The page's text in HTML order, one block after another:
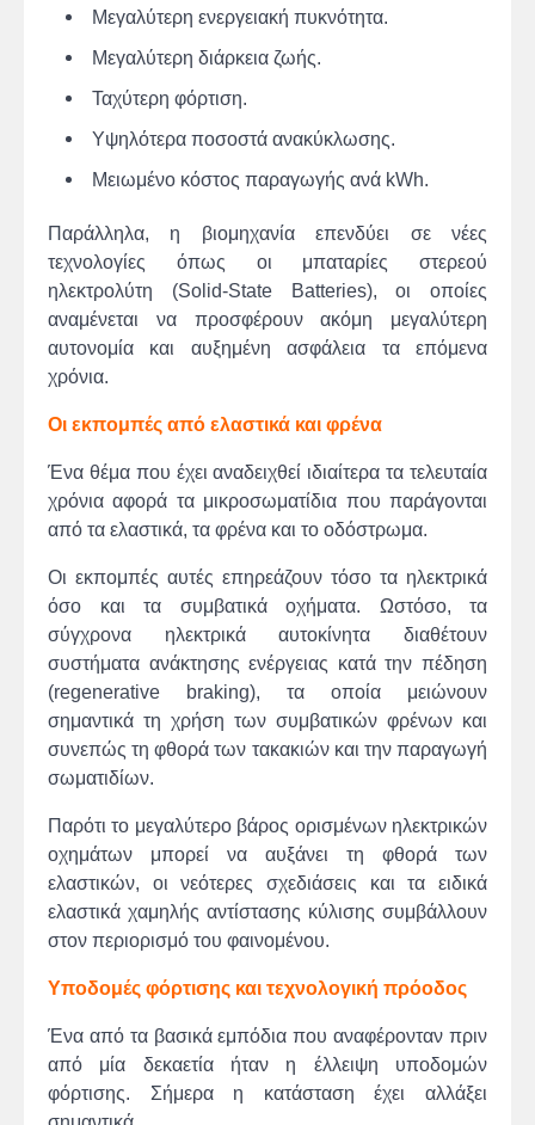
Μεγαλύτερη ενεργειακή πυκνότητα.
Μεγαλύτερη διάρκεια ζωής.
Ταχύτερη φόρτιση.
Υψηλότερα ποσοστά ανακύκλωσης.
Μειωμένο κόστος παραγωγής ανά kWh.
Παράλληλα, η βιομηχανία επενδύει σε νέες
τεχνολογίες όπως οι μπαταρίες στερεού
ηλεκτρολύτη (Solid-State Batteries), οι οποίες
αναμένεται να προσφέρουν ακόμη μεγαλύτερη
αυτονομία και αυξημένη ασφάλεια τα επόμενα
χρόνια.
Οι εκπομπές από ελαστικά και φρένα
Ένα θέμα που έχει αναδειχθεί ιδιαίτερα τα τελευταία
χρόνια αφορά τα μικροσωματίδια που παράγονται
από τα ελαστικά, τα φρένα και το οδόστρωμα.
Οι εκπομπές αυτές επηρεάζουν τόσο τα ηλεκτρικά
όσο και τα συμβατικά οχήματα. Ωστόσο, τα
σύγχρονα ηλεκτρικά αυτοκίνητα διαθέτουν
συστήματα ανάκτησης ενέργειας κατά την πέδηση
(regenerative braking), τα οποία μειώνουν
σημαντικά τη χρήση των συμβατικών φρένων και
συνεπώς τη φθορά των τακακιών και την παραγωγή
σωματιδίων.
Παρότι το μεγαλύτερο βάρος ορισμένων ηλεκτρικών
οχημάτων μπορεί να αυξάνει τη φθορά των
ελαστικών, οι νεότερες σχεδιάσεις και τα ειδικά
ελαστικά χαμηλής αντίστασης κύλισης συμβάλλουν
στον περιορισμό του φαινομένου.
Υποδομές φόρτισης και τεχνολογική πρόοδος
Ένα από τα βασικά εμπόδια που αναφέρονταν πριν
από μία δεκαετία ήταν η έλλειψη υποδομών
φόρτισης. Σήμερα η κατάσταση έχει αλλάξει